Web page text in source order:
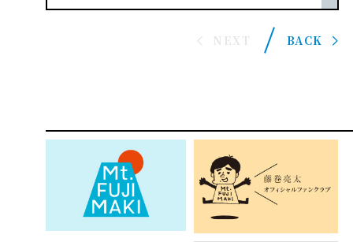
NEXT BACK